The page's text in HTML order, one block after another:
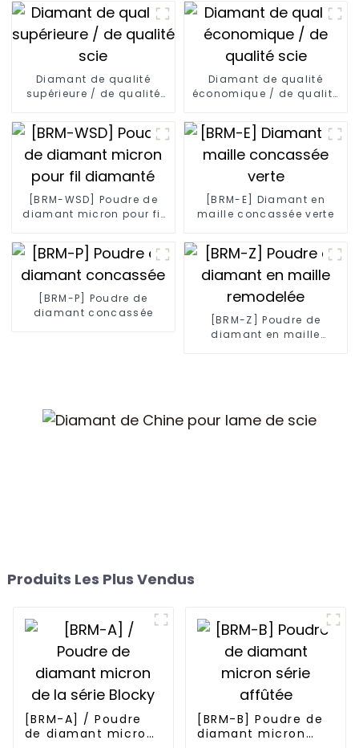
Diamant de qualité
supérieure / de qualité
Diamant de qualité
économique / de qualité
[BRM-WSD] Poudre de
diamant micron pour fil
[BRM-E] Diamant en
maille concassée verte
[BRM-P] Poudre de
diamant concassée
[BRM-Z] Poudre de
diamant en maille
Produits Les Plus Vendus
[BRM-A] / Poudre
de diamant micron
[BRM-B] Poudre de
diamant micron